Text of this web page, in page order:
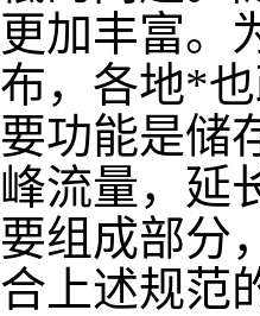
更加丰富。
布，各地*
要功能是储
峰流量，延
要组成部分
合上述规范